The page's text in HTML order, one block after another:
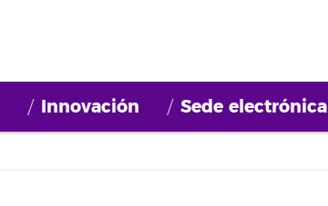
Innovación Sede electrónica